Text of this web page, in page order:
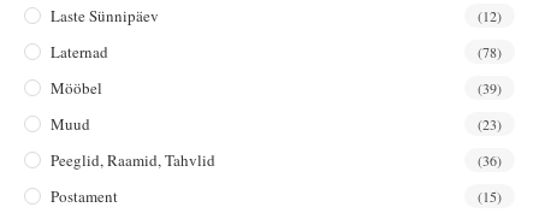
Laste Sünnipäev (12)
Laternad (78)
Mööbel (39)
Muud (23)
Peeglid, Raamid, Tahvlid (36)
Postament (15)